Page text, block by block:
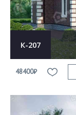
К-207
48400₽